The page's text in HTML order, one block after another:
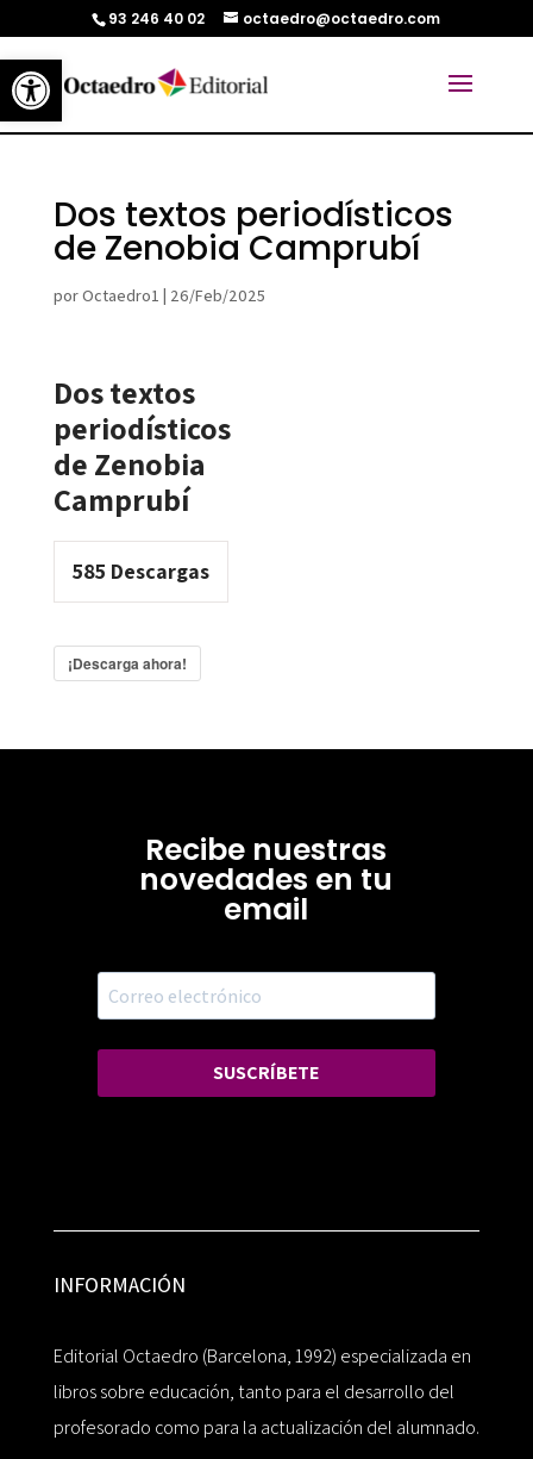
Abrir barra de herramientas
93 246 40 02 octaedro@octaedro.com
Dos textos periodísticos
de Zenobia Camprubí
porOctaedro1 | 26/Feb/2025
Dos textos
periodísticos
de Zenobia
Camprubí
585 Descargas
¡Descarga ahora!
Recibe nuestras
novedades en tu
email
SUSCRÍBETE
INFORMACIÓN
Editorial Octaedro (Barcelona, 1992) especializada en
libros sobre educación, tanto para el desarrollo del
profesorado como para la actualización del alumnado.